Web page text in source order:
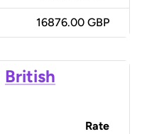
16876.00 GBP
British
Rate